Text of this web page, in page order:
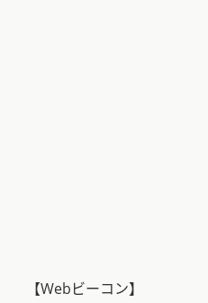
【Webビーコン】